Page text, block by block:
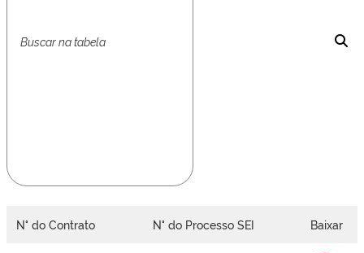
N° do Contrato N° do Processo SEI Baixar